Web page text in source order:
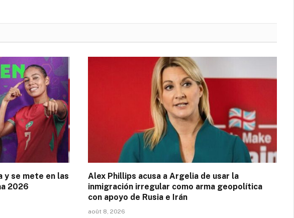
y se mete en las
2026
Alex Phillips acusa a Argelia de usar la
inmigración irregular como arma geopolítica
con apoyo de Rusia e Irán
août 8, 2026